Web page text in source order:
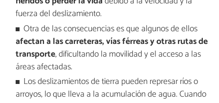
fuerza del deslizamiento.
Otra de las consecuencias es que algunos de ellos
afectan a las carreteras, vías férreas y otras rutas de
transporte, dificultando la movilidad y el acceso a las
áreas afectadas.
Los deslizamientos de tierra pueden represar ríos o
arroyos, lo que lleva a la acumulación de agua. Cuando